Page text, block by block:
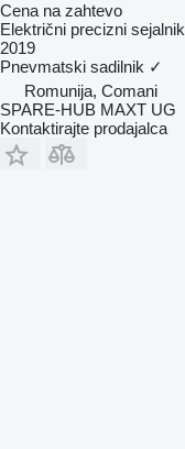
Cena na zahtevo
Električni precizni sejalnik
2019
Pnevmatski sadilnik ✓
Romunija, Comani
SPARE-HUB MAXT UG
Kontaktirajte prodajalca